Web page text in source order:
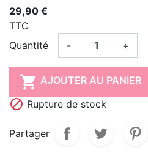
29,90 €
TTC
Quantité
- +
 AJOUTER AU PANIER
 Rupture de stock
Partager